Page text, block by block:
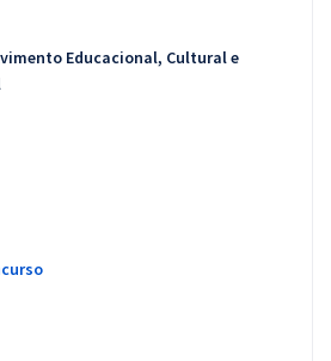
Educacional, Cultural e